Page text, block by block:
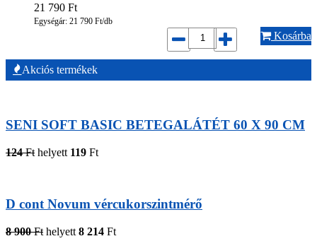
21 790 Ft
Egységár: 21 790 Ft/db
Kosárba
Akciós termékek
SENI SOFT BASIC BETEGALÁTÉT 60 X 90 CM
124 Ft helyett 119 Ft
D cont Novum vércukorszintmérő
8 900 Ft helyett 8 214 Ft